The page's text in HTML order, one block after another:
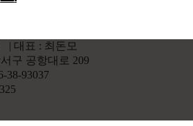
| 대표 : 최돈모
구 공항대로 209
38-93037